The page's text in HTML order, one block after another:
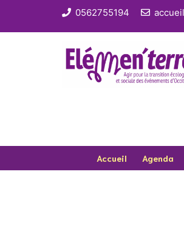
0562755194
Accueil Agenda